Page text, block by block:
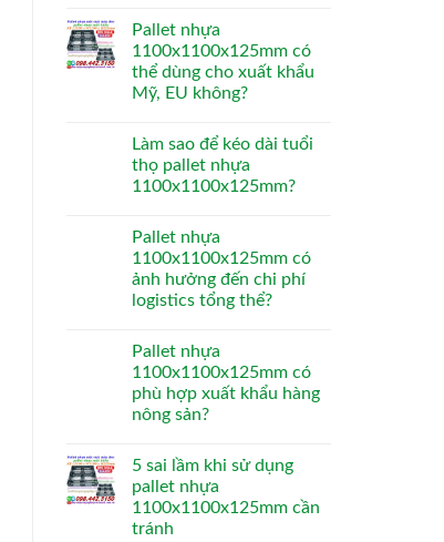
Pallet nhựa
1100x1100x125mm có
thể dùng cho xuất khẩu
Mỹ, EU không?
Làm sao để kéo dài tuổi
thọ pallet nhựa
1100x1100x125mm?
Pallet nhựa
1100x1100x125mm có
ảnh hưởng đến chi phí
logistics tổng thể?
Pallet nhựa
1100x1100x125mm có
phù hợp xuất khẩu hàng
nông sản?
5 sai lầm khi sử dụng
pallet nhựa
1100x1100x125mm cần
tránh